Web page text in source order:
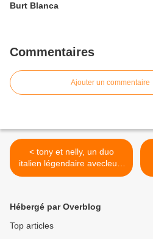
Burt Blanca
Commentaires
Ajouter un commentaire
< tony et nelly, un duo
italien légendaire avecleurs
identités nelly fioramonti et
Hébergé par Overblog
Top articles